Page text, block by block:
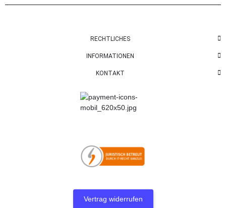
RECHTLICHES
INFORMATIONEN
KONTAKT
Vertrag widerrufen